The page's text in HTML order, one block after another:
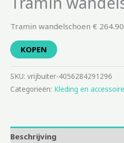
Tramin wandelschoen € 264.90
KOPEN
SKU: vrijbuiter-4056284291296
Categorieën: Kleding en
Beschrijving